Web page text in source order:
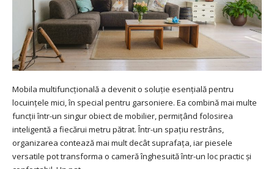
Mobila multifuncțională a devenit o soluție esențială pentru
locuințele mici, în special pentru garsoniere. Ea combină mai multe
funcții într-un singur obiect de mobilier, permițând folosirea
inteligentă a fiecărui metru pătrat. Într-un spațiu restrâns,
organizarea contează mai mult decât suprafața, iar piesele
versatile pot transforma o cameră înghesuită într-un loc practic și